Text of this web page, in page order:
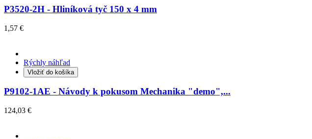
P3520-2H - Hliníková tyč 150 x 4 mm
1,57 €
Rýchly náhľad
Vložiť do košíka
P9102-1AE - Návody k pokusom Mechanika "demo",...
124,03 €